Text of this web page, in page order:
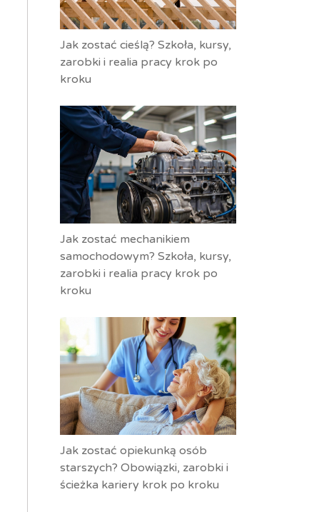
Jak zostać cieślą? Szkoła, kursy,
zarobki i realia pracy krok po
kroku
Jak zostać mechanikiem
samochodowym? Szkoła, kursy,
zarobki i realia pracy krok po
kroku
Jak zostać opiekunką osób
starszych? Obowiązki, zarobki i
ścieżka kariery krok po kroku